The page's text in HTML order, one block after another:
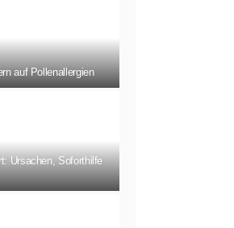
auf Pollenallergien
Ursachen, Soforthilfe